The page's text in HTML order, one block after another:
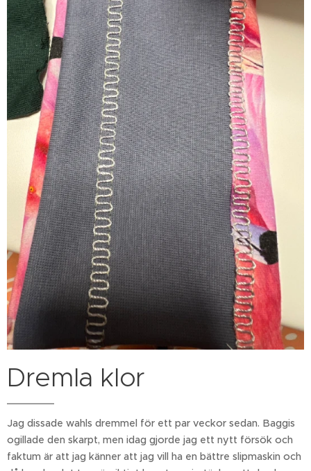
Dremla klor
Jag dissade wahls dremmel för ett par veckor sedan. Baggis
ogillade den skarpt, men idag gjorde jag ett nytt försök och
faktum är att jag känner att jag vill ha en bättre slipmaskin och